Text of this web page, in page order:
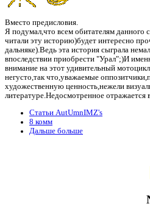
Вместо предисловия.
Я подумал,что всем обитателям данного
читали эту историю)будет интересно
дальняке).Ведь эта история сыграла
впоследствии приобрести "Урал";)И
внимание на этот удивительный
негусто,так что,уважаемые
художественную ценность,нежели
литературе.Недосмотренное
Статьи AutUmnIMZ's
8 комм
Дальше больше